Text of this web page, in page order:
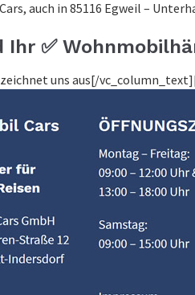
auch in 85116 Egweil –
Ihr ✅
uns aus[/